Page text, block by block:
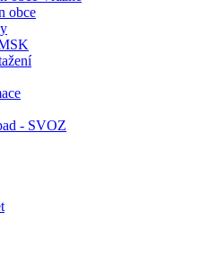
obce
- SVOZ